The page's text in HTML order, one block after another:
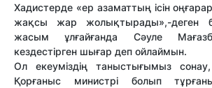
Хадистерде «ер азаматтың ісін
жақсы жар жолықтырады»,-деген
жасым ұлғайғанда Сәуле
кездестірген шығар деп ойлаймын.
Ол екеуміздің таныстығымыз
Қорғаныс министрі болып